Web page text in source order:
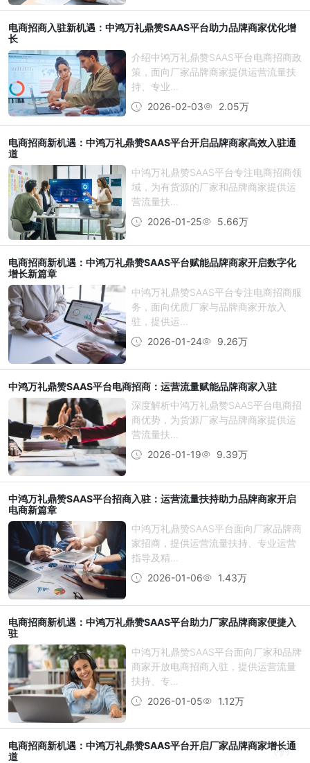
电商招商入驻新机遇：中鸿万礼鼎赞SAAS平台助力品牌商家优化增
长
介绍中鸿万礼鼎赞SAAS平台电商招商政
策，面向厂家品牌商家提供运营流量扶
持、专业...
2026-02-03
2.05万
电商招商新机遇：中鸿万礼鼎赞SAAS平台开启品牌商家高效入驻通
道
中鸿万礼鼎赞SAAS平台专注电商招商领
域，为有货源的厂家和品牌商家提供运
营流量扶...
2026-01-25
5.66万
电商招商新机遇：中鸿万礼鼎赞SAAS平台赋能品牌商家开启数字化
增长新篇章
中鸿万礼鼎赞SAAS平台专注电商招商服
务，面向优质厂家与品牌商家开放入
驻，提供运...
2026-01-24
9.26万
中鸿万礼鼎赞SAAS平台电商招商：运营流量赋能品牌商家入驻
深度解析中鸿万礼鼎赞SAAS平台电商招
商优势，为货源厂家与品牌商家提供运
营流量扶...
2026-01-19
9.39万
中鸿万礼鼎赞SAAS平台招商入驻：运营流量扶持助力品牌商家开启
电商新篇章
中鸿万礼鼎赞SAAS平台面向厂家品牌商
家招商，提供运营流量扶持、专业运营
指导及精...
2026-01-06
1.43万
电商招商新机遇：中鸿万礼鼎赞SAAS平台助力厂家品牌商家便捷入
驻
中鸿万礼鼎赞SAAS平台面向厂家和品牌
商家开放电商招商入驻，提供运营流量
扶持、专...
2026-01-05
1.12万
电商招商新机遇：中鸿万礼鼎赞SAAS平台开启厂家品牌商家增长通
道